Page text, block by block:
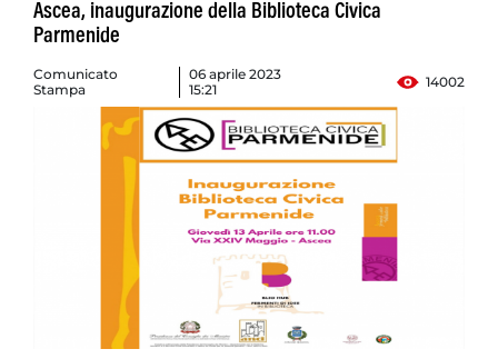
Ascea, inaugurazione della Biblioteca Civica
Parmenide
Comunicato
Stampa
06 aprile 2023
15:21
14002